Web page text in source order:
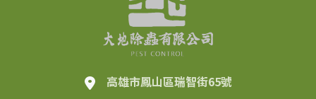
高雄市鳳山區瑞智街65號